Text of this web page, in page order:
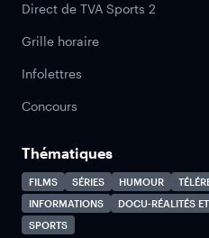
Direct de TVA Sports 2
Grille horaire
Infolettres
Concours
Thématiques
FILMS SÉRIES HUMOUR
INFORMATIONS
DOCU-RÉALITÉS
SPORTS